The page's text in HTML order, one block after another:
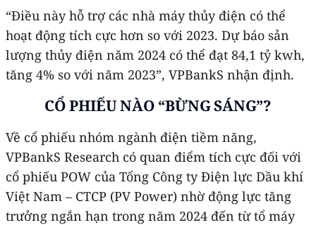
“Điều này hỗ trợ các nhà máy thủy điện có thể
hoạt động tích cực hơn so với 2023. Dự báo sản
lượng thủy điện năm 2024 có thể đạt 84,1 tỷ kwh,
tăng 4% so với năm 2023”, VPBankS nhận định.
CỔ PHIẾU NÀO “BỪNG SÁNG”?
Về cổ phiếu nhóm ngành điện tiềm năng,
VPBankS Research có quan điểm tích cực đối với
cổ phiếu POW của Tổng Công ty Điện lực Dầu khí
Việt Nam – CTCP (PV Power) nhờ động lực tăng
trưởng ngắn hạn trong năm 2024 đến từ tổ máy